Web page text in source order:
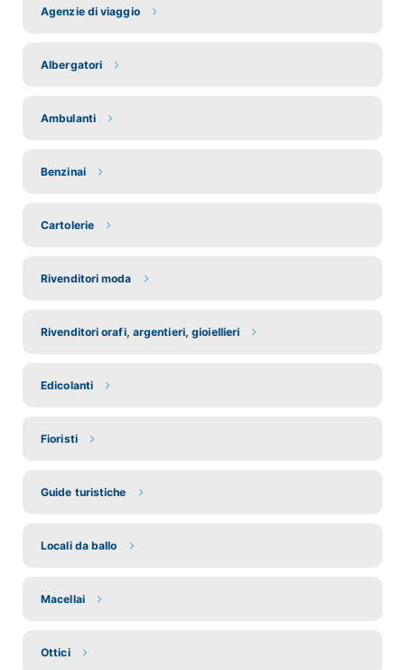
Agenzie di viaggio
Albergatori
Ambulanti
Benzinai
Cartolerie
Rivenditori moda
Rivenditori orafi, argentieri, gioiellieri
Edicolanti
Fioristi
Guide turistiche
Locali da ballo
Macellai
Ottici